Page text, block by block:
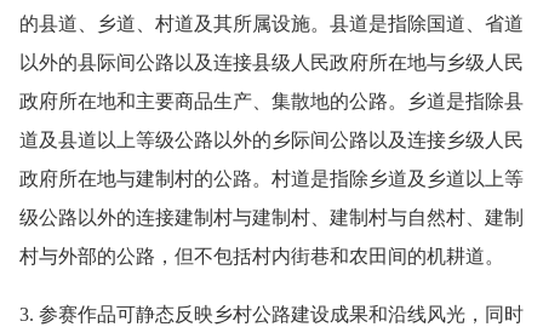
的县道、乡道、村道及其所属设施。县道是指除国道、省道
以外的县际间公路以及连接县级人民政府所在地与乡级人民
政府所在地和主要商品生产、集散地的公路。乡道是指除县
道及县道以上等级公路以外的乡际间公路以及连接乡级人民
政府所在地与建制村的公路。村道是指除乡道及乡道以上等
级公路以外的连接建制村与建制村、建制村与自然村、建制
村与外部的公路，但不包括村内街巷和农田间的机耕道。
3. 参赛作品可静态反映乡村公路建设成果和沿线风光，同时